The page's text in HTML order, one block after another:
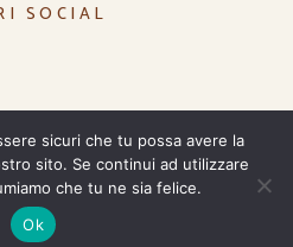
SOCIAL
sicuri che tu possa avere la
sito. Se continui ad utilizzare
che tu ne sia felice.
Ok